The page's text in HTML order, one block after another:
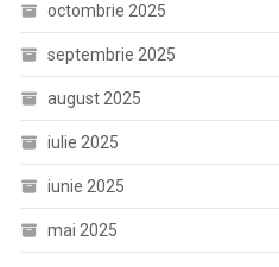
octombrie 2025
septembrie 2025
august 2025
iulie 2025
iunie 2025
mai 2025